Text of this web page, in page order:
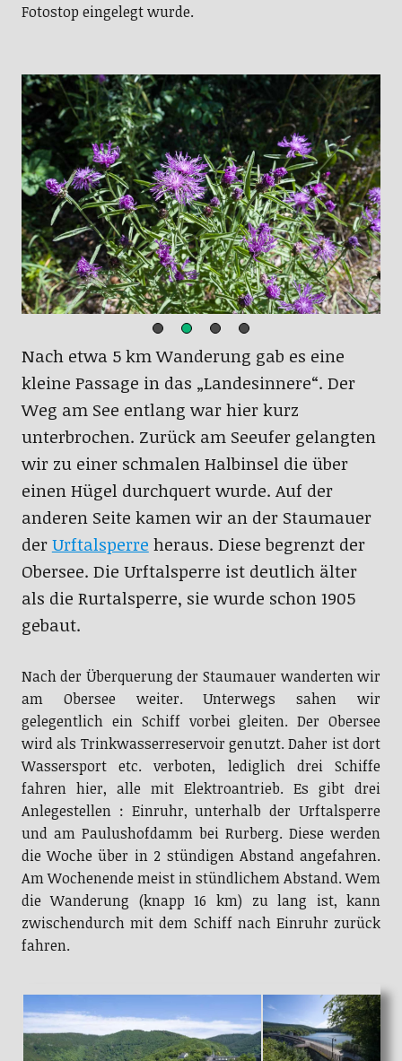
Fotostop eingelegt wurde.
Nach etwa 5 km Wanderung gab es eine
kleine Passage in das „Landesinnere“. Der
Weg am See entlang war hier kurz
unterbrochen. Zurück am Seeufer gelangten
wir zu einer schmalen Halbinsel die über
einen Hügel durchquert wurde. Auf der
anderen Seite kamen wir an der Staumauer
derUrftalsperre heraus. Diese begrenzt der
Obersee. Die Urftalsperre ist deutlich älter
als die Rurtalsperre, sie wurde schon 1905
gebaut.
Nach der Überquerung der Staumauer wanderten wir
am Obersee weiter. Unterwegs sahen wir
gelegentlich ein Schiff vorbei gleiten. Der Obersee
wird als Trinkwasserreservoir genutzt. Daher ist dort
Wassersport etc. verboten, lediglich drei Schiffe
fahren hier, alle mit Elektroantrieb. Es gibt drei
Anlegestellen : Einruhr, unterhalb der Urftalsperre
und am Paulushofdamm bei Rurberg. Diese werden
die Woche über in 2 stündigen Abstand angefahren.
Am Wochenende meist in stündlichem Abstand. Wem
die Wanderung (knapp 16 km) zu lang ist, kann
zwischendurch mit dem Schiff nach Einruhr zurück
fahren.